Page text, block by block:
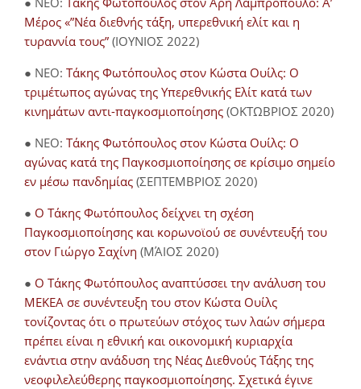
Μέρος «”Νέα διεθνής τάξη, υπερεθνική ελίτ και η
τυραννία τους” (ΙΟΥΝΙΟΣ 2022)
● NEO: Τάκης Φωτόπουλος στον Κώστα Ουίλς: Ο
τριμέτωπος αγώνας της Υπερεθνικής Ελίτ κατά των
κινημάτων αντι-παγκοσμιοποίησης (ΟΚΤΩΒΡΙΟΣ 2020)
● NEO: Τάκης Φωτόπουλος στον Κώστα Ουίλς: Ο
αγώνας κατά της Παγκοσμιοποίησης σε κρίσιμο σημείο
εν μέσω πανδημίας (ΣΕΠΤΕΜΒΡΙΟΣ 2020)
● Ο Τάκης Φωτόπουλος δείχνει τη σχέση
Παγκοσμιοποίησης και κορωνοϊού σε συνέντευξή του
στον Γιώργο Σαχίνη (ΜΆΙΟΣ 2020)
● O Τάκης Φωτόπουλος αναπτύσσει την ανάλυση του
ΜΕΚΕΑ σε συνέντευξη του στον Κώστα Ουίλς
τονίζοντας ότι ο πρωτεύων στόχος των λαών σήμερα
πρέπει είναι η εθνική και οικονομική κυριαρχία
ενάντια στην ανάδυση της Νέας Διεθνούς Τάξης της
νεοφιλελεύθερης παγκοσμιοποίησης. Σχετικά έγινε